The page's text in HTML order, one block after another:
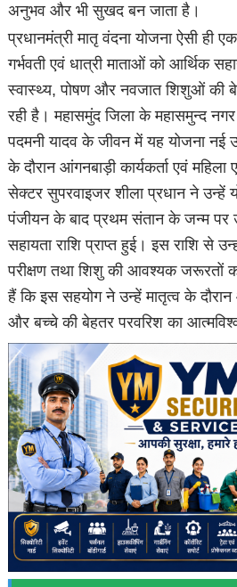
अनुभव और भी सुखद बन जाता है।
प्रधानमंत्री मातृ वंदना योजना ऐसी ही
गर्भवती एवं धात्री माताओं को आर्थिक
स्वास्थ्य, पोषण और नवजात शिशुओं की
रही है। महासमुंद जिला के महासमुन्द
पदमनी यादव के जीवन में यह योजना नई
के दौरान आंगनबाड़ी कार्यकर्ता एवं महिला
सेक्टर सुपरवाइजर शीला प्रधान ने उन्हें
पंजीयन के बाद प्रथम संतान के जन्म पर
सहायता राशि प्राप्त हुई। इस राशि से
परीक्षण तथा शिशु की आवश्यक जरूरतों
हैं कि इस सहयोग ने उन्हें मातृत्व के
और बच्चे की बेहतर परवरिश का